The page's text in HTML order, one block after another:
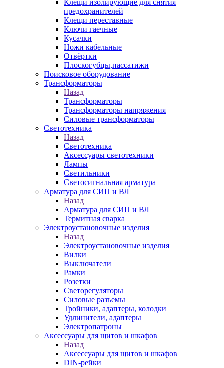
Клещи изолирующие для снятия
предохранителей
Клещи переставные
Ключи гаечные
Кусачки
Ножи кабельные
Отвёртки
Плоскогубцы,пассатижи
Поисковое оборудование
Трансформаторы
Назад
Трансформаторы
Трансформаторы напряжения
Силовые трансформаторы
Светотехника
Назад
Светотехника
Аксессуары светотехники
Лампы
Светильники
Светосигнальная арматура
Арматура для СИП и ВЛ
Назад
Арматура для СИП и ВЛ
Термитная сварка
Электроустановочные изделия
Назад
Электроустановочные изделия
Вилки
Выключатели
Рамки
Розетки
Светорегуляторы
Силовые разъемы
Тройники, адаптеры, колодки
Удлинители, адаптеры
Электропатроны
Аксессуары для щитов и шкафов
Назад
Аксессуары для щитов и шкафов
DIN-рейки